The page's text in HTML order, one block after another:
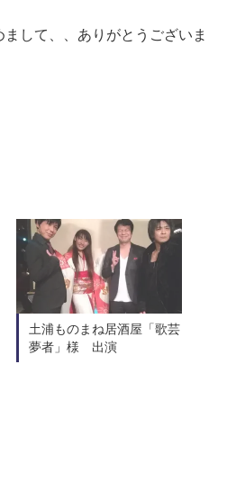
して、、ありがとうございま
土浦ものまね居酒屋「歌芸
夢者」様 出演